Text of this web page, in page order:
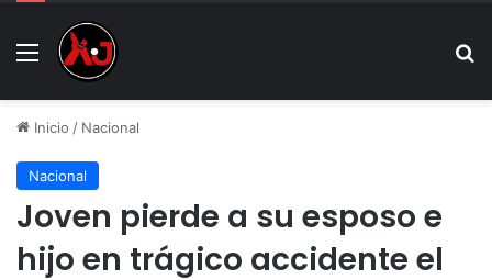
Menu
Inicio / Nacional
Nacional
Joven pierde a su esposo e
hijo en trágico accidente el